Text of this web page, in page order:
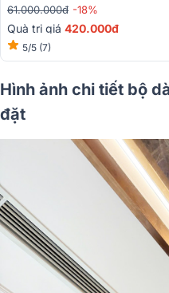
61.000.000đ -18%
Quà trị giá 420.000đ
5/5 (7)
Hình ảnh chi tiết bộ
đặt